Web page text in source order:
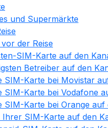
und Supermärkte
der Reise
SIM-Karte auf den
Betreiber auf den
SIM-Karte bei Movistar
SIM-Karte bei Vodafone
SIM-Karte bei Orange
Ihrer SIM-Karte auf den